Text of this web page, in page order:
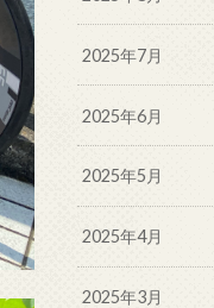
2025年7月
2025年6月
2025年5月
2025年4月
2025年3月